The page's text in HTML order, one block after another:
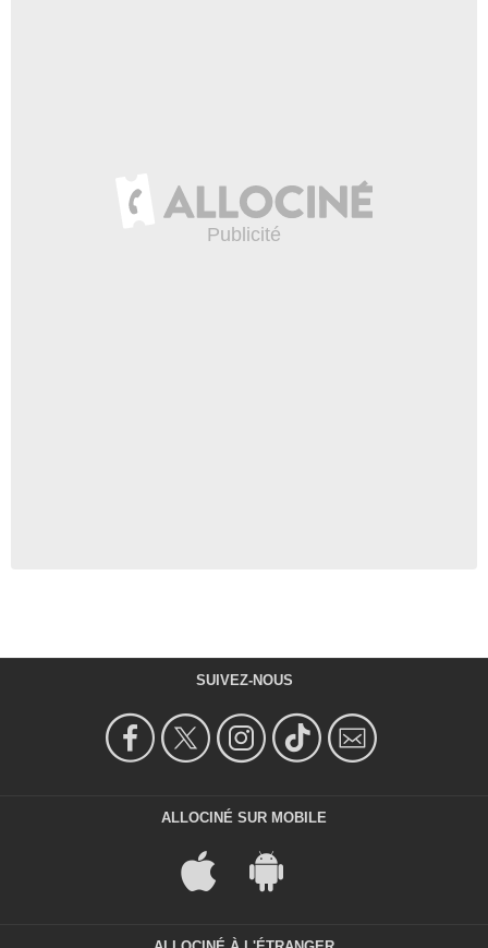
SUIVEZ-NOUS
ALLOCINÉ SUR MOBILE